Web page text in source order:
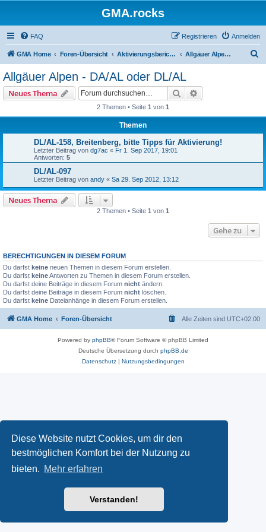
Diese Website nutzt Cookies, um dir den
bestmöglichen Komfort bei der Nutzung zu
bieten. Mehr erfahren
Verstanden!
GMA.rocks
FAQ Anmelden
Registrieren
GMA Home Foren-Übersicht Aktivierungsberichte / Activity Reports Allgäuer Alpen - DA/AL oder DL/AL
Allgäuer Alpen - DA/AL oder DL/AL
Neues Thema Suche
2 Themen • Seite 1 von 1
Themen
DL/AL-158, Breitenberg, bitte Tipps für Aktivierung!
Letzter Beitrag von dg7ac « Fr 1. Sep 2017, 19:01
Antworten: 5
DL/AL-097
Letzter Beitrag von andy « Sa 29. Sep 2012, 13:12
Neues Thema
2 Themen • Seite 1 von 1
Gehe zu
BERECHTIGUNGEN IN DIESEM FORUM
Du darfst keine neuen Themen in diesem Forum erstellen.
Du darfst keineAntworten zu Themen in diesem Forum erstellen.
Du darfst deine Beiträge in diesem Forum nicht ändern.
Du darfst deine Beiträge in diesem Forum nicht löschen.
Du darfst keine Dateianhänge in diesem Forum erstellen.
GMA Home Foren-Übersicht Alle Zeiten sind UTC+02:00
Powered by phpBB® Forum Software © phpBB Limited
Deutsche Übersetzung durch phpBB.de
Datenschutz| Nutzungsbedingungen